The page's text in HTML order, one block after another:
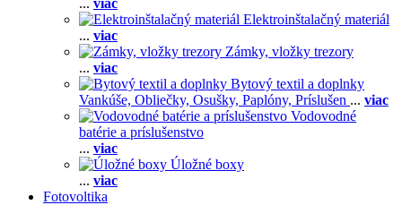
... viac
Elektroinštalačný materiál
... viac
Zámky, vložky trezory
... viac
Bytový textil a doplnky
Vankúše, Obliečky, Osušky, Paplóny, Príslušen ... viac
Vodovodné
batérie a príslušenstvo
... viac
Úložné boxy
... viac
Fotovoltika